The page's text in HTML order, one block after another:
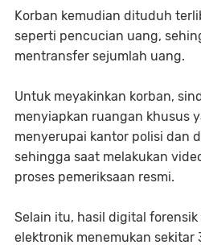
Korban kemudian dituduh
seperti pencucian uang,
mentransfer sejumlah uang.
Untuk meyakinkan korban,
menyiapkan ruangan khusus
menyerupai kantor polisi dan
sehingga saat melakukan
proses pemeriksaan resmi.
Selain itu, hasil digital
elektronik menemukan sekitar